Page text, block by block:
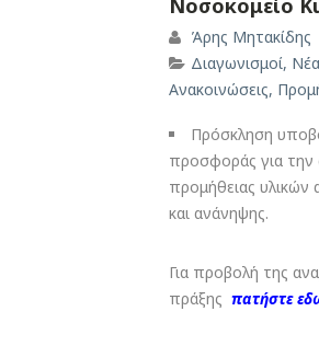
Νοσοκομείο
Άρης Μητακίδης
Διαγωνισμοί,
Ανακοινώσεις,
Πρόσκληση
προσφοράς για την
προμήθειας υλικών
και ανάνηψης.
Για προβολή της
πράξης πατήστε